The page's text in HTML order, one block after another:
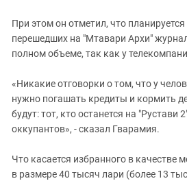
При этом он отметил, что
перешедших на "Мтавари Архи"
полном объеме, так как у
«Никакие отговорки о том, что у
нужно погашать кредиты и кормить
будут: тот, кто останется на "Рустави
оккупантов», - сказал Гварамия.
Что касается избранного в качестве
в размере 40 тысяч лари (более 13